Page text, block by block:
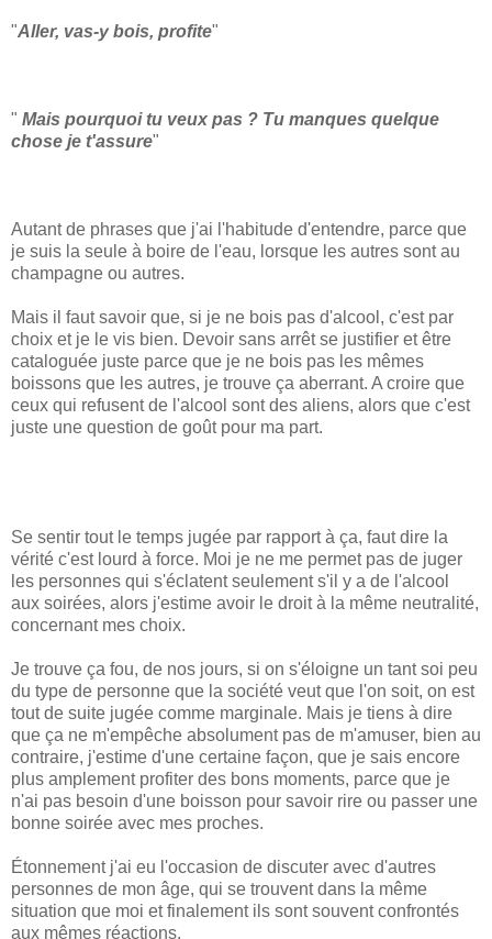
"Aller, vas-y bois, profite"
" Mais pourquoi tu veux pas ? Tu manques quelque
chose je t'assure"
Autant de phrases que j'ai l'habitude d'entendre, parce que
je suis la seule à boire de l'eau, lorsque les autres sont au
champagne ou autres.
Mais il faut savoir que, si je ne bois pas d'alcool, c'est par
choix et je le vis bien. Devoir sans arrêt se justifier et être
cataloguée juste parce que je ne bois pas les mêmes
boissons que les autres, je trouve ça aberrant. A croire que
ceux qui refusent de l'alcool sont des aliens, alors que c'est
juste une question de goût pour ma part.
Se sentir tout le temps jugée par rapport à ça, faut dire la
vérité c'est lourd à force. Moi je ne me permet pas de juger
les personnes qui s'éclatent seulement s'il y a de l'alcool
aux soirées, alors j'estime avoir le droit à la même neutralité,
concernant mes choix.
Je trouve ça fou, de nos jours, si on s'éloigne un tant soi peu
du type de personne que la société veut que l'on soit, on est
tout de suite jugée comme marginale. Mais je tiens à dire
que ça ne m'empêche absolument pas de m'amuser, bien au
contraire, j'estime d'une certaine façon, que je sais encore
plus amplement profiter des bons moments, parce que je
n'ai pas besoin d'une boisson pour savoir rire ou passer une
bonne soirée avec mes proches.
Étonnement j'ai eu l'occasion de discuter avec d'autres
personnes de mon âge, qui se trouvent dans la même
situation que moi et finalement ils sont souvent confrontés
aux mêmes réactions.